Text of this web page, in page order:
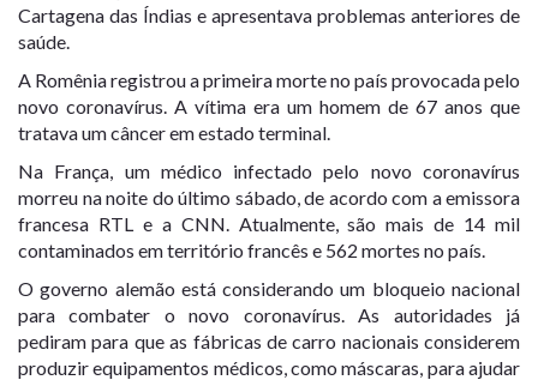
Cartagena das Índias e apresentava problemas anteriores de
saúde.
A Romênia registroua primeira morte no país provocada pelo
novo coronavírus . A vítima era um homem de 67 anos que
tratava um câncer em estado terminal.
Na França, um médico infectado pelo novo coronavírus
morreu na noite do último sábado, de acordo com a emissora
francesa RTL e a CNN. Atualmente, são mais de 14 mil
contaminados em território francês e 562 mortes no país.
O governo alemão está considerando um bloqueio nacional
para combater o novo coronavírus. As autoridades já
pediram para que as fábricas de carro nacionais considerem
produzir equipamentos médicos, como máscaras, para ajudar